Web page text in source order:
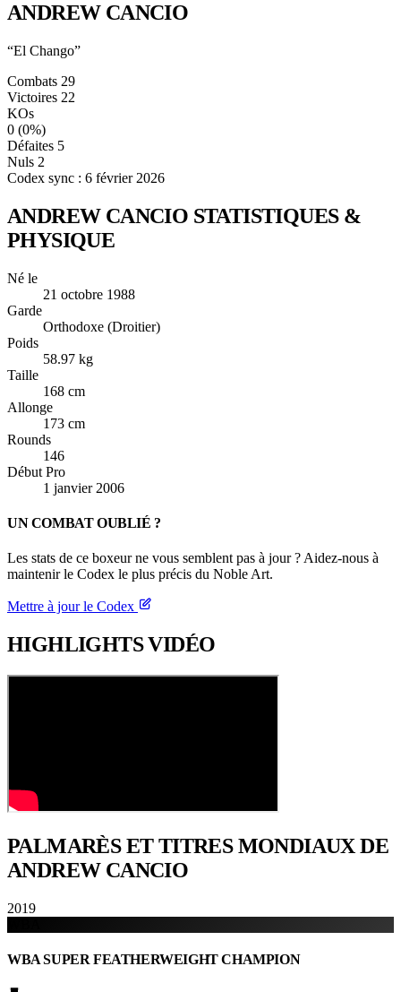
ANDREW CANCIO
“El Chango”
Combats 29
Victoires 22
KOs
0 (0%)
Défaites 5
Nuls 2
Codex sync : 6 février 2026
ANDREW CANCIO STATISTIQUES &
PHYSIQUE
Né le
21 octobre 1988
Garde
Orthodoxe (Droitier)
Poids
58.97 kg
Taille
168 cm
Allonge
173 cm
Rounds
146
Début Pro
1 janvier 2006
UN COMBAT OUBLIÉ ?
Les stats de ce boxeur ne vous semblent pas à jour ? Aidez-nous à
maintenir le Codex le plus précis du Noble Art.
Mettre à jour le Codex
HIGHLIGHTSVIDÉO
PALMARÈS ET TITRESMONDIAUX DE
ANDREW CANCIO
2019
WBA SUPER FEATHERWEIGHT CHAMPION